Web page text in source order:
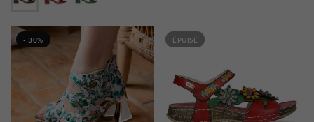
- 30% ÉPUISÉ